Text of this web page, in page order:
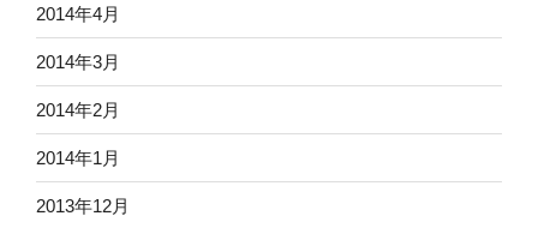
2014年4月
2014年3月
2014年2月
2014年1月
2013年12月